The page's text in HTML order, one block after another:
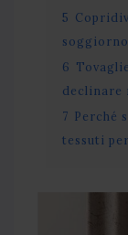
5
soggiorno
6
declinare
7 Perché
tessuti